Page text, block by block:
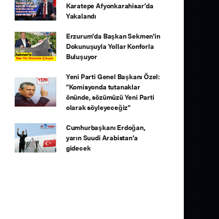
Karatepe Afyonkarahisar’da
Yakalandı
Erzurum'da Başkan Sekmen'in
Dokunuşuyla Yollar Konforla
Buluşuyor
Yeni Parti Genel Başkanı Özel:
"Komisyonda tutanaklar
önünde, sözümüzü Yeni Parti
olarak söyleyeceğiz"
Cumhurbaşkanı Erdoğan,
yarın Suudi Arabistan’a
gidecek